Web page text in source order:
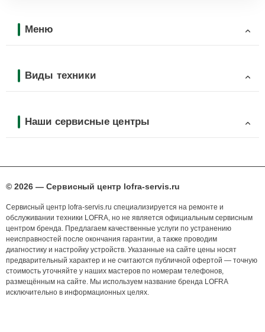
Меню
Виды техники
Наши сервисные центры
© 2026 — Сервисный центр lofra-servis.ru
Сервисный центр lofra-servis.ru специализируется на ремонте и
обслуживании техники LOFRA, но не является официальным сервисным
центром бренда. Предлагаем качественные услуги по устранению
неисправностей после окончания гарантии, а также проводим
диагностику и настройку устройств. Указанные на сайте цены носят
предварительный характер и не считаются публичной офертой — точную
стоимость уточняйте у наших мастеров по номерам телефонов,
размещённым на сайте. Мы используем название бренда LOFRA
исключительно в информационных целях.